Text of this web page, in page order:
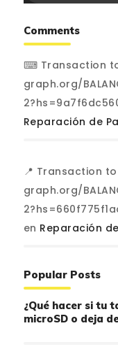
Comments
⌨ Transaction to
graph.org/
Reparación de
📍 Transaction
graph.org/
en Reparación
Popular Posts
¿Qué hacer si tu
microSD o deja